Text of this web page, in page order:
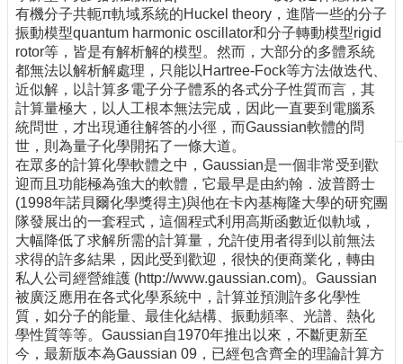
出
版
刊
物
校
務
服
務
專
題
報
導
技
術
論
壇
有機分子共軛π軌域系統的Huckel theory，進階一些的分子
振動模型quantum harmonic oscillator和分子轉動模型rigid
rotor等，皆是有解析解的模型。然而，大部分的多體系統
都無法以解析解處理，只能以Hartree-Fock等方法做迭代、
近似解，以計算多電子分子體系的各式分子性質而言，其
計算量極大，以人工根本無法完成，因此一直要到電腦系
統問世，才出現通往解答的小徑，而Gaussian軟體的問
世，則為量子化學開拓了一條大道。
在眾多的計算化學軟體之中，Gaussian是一個非常受到歡
迎而且功能極為強大的軟體，它最早是由約翰．波普爵士
(1998年諾貝爾化學獎得主)與他在卡內基梅隆大學的研究團
隊發展出的一套程式，這個程式利用高斯函數近似軌域，
大幅降低了求解所需的計算量，允許使用者得到以前無法
求得的許多結果，因此受到歡迎，很快的便商業化，轉由
私人公司經營維護 (http://www.gaussian.com)。Gaussian
被廣泛應用在各式化學系統中，計算並預測許多化學性
質，如分子的能量、最佳化結構、振動頻率、光譜、熱化
學性質等等。Gaussian自1970年推出以來，不斷更新至
今，最新版本為Gaussian 09，已經包含齊全的理論計算方